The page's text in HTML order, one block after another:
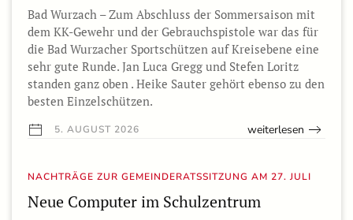
Bad Wurzach – Zum Abschluss der Sommersaison mit
dem KK-Gewehr und der Gebrauchspistole war das für
die Bad Wurzacher Sportschützen auf Kreisebene eine
sehr gute Runde. Jan Luca Gregg und Stefen Loritz
standen ganz oben . Heike Sauter gehört ebenso zu den
besten Einzelschützen.
5. AUGUST 2026 weiterlesen
NACHTRÄGE ZUR GEMEINDERATSSITZUNG AM 27. JULI
Neue Computer im Schulzentrum